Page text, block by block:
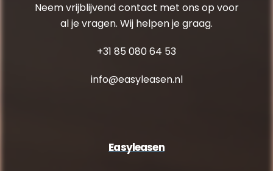
Neem vrijblijvend contact met ons op voor
al je vragen. Wij helpen je graag.
+31 85 080 64 53
info@easyleasen.nl
Easyleasen